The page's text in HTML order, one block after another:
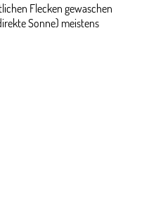
Flecken gewaschen
Sonne) meistens